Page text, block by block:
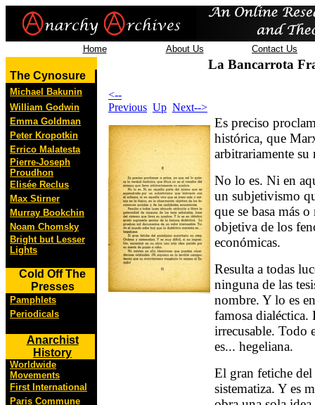
Home About Us Contact Us
The Cynosure
Michael Bakunin
William Godwin
Emma Goldman
Peter Kropotkin
Errico Malatesta
Pierre-Joseph
Proudhon
Elisée Reclus
Max Stirner
Murray Bookchin
Noam Chomsky
Bright but Lesser
Lights
Cold Off The
Presses
Pamphlets
Periodicals
Anarchist
History
Worldwide
Movements
First International
Paris Commune
La Bancarrota
<--
Previous Up Next-->
Es preciso
histórica, que
arbitrariamente su
No lo es. Ni en
un subjetivismo
que se basa más
objetiva de los
económicas.
Resulta a todas
ninguna de las
nombre. Y lo es
famosa
irrecusable. Todo
es... hegeliana.
El gran fetiche
sistematiza. Y es